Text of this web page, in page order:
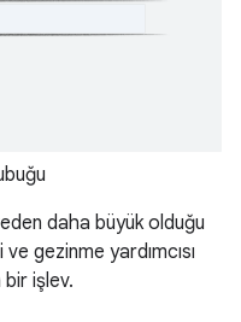
daha büyük olduğu
gezinme yardımcısı
bir işlev.